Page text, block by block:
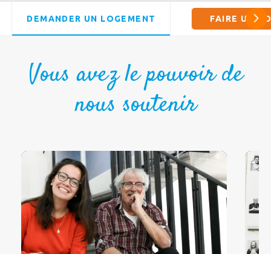
DEMANDER UN LOGEMENT FAIRE UN
Vous avez le pouvoir de
nous soutenir